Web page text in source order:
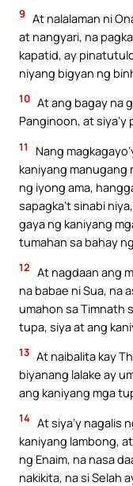
9 At nalalaman ni
at nangyari, na
kapatid, ay
niyang bigyan ng
10 At ang bagay na
Panginoon, at siya’y
11
Nang
kaniyang manugang
ng iyong ama,
sapagka’t sinabi
gaya ng kaniyang
tumahan sa bahay
12 At nagdaan ang
na babae ni Sua, na
umahon sa Timnath
tupa, siya at ang
13 At naibalita kay
biyanang lalake ay
ang kaniyang mga
14 At siya’y nagalis
kaniyang lambong,
ng Enaim, na nasa
nakikita, na si Selah